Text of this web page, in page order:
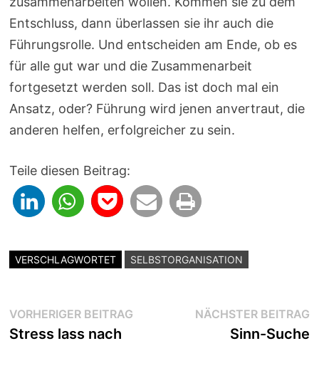
Entschluss, dann überlassen sie ihr auch die
Führungsrolle. Und entscheiden am Ende, ob es
für alle gut war und die Zusammenarbeit
fortgesetzt werden soll. Das ist doch mal ein
Ansatz, oder? Führung wird jenen anvertraut, die
anderen helfen, erfolgreicher zu sein.
Teile diesen Beitrag:
VERSCHLAGWORTET SELBSTORGANISATION
Beitragsnavigation
VORHERIGER BEITRAG Vorheriger
Stress lass nach
NÄCHSTER BEITRAG
Sinn-Suche